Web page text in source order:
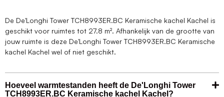
De De'Longhi Tower TCH8993ER.BC Keramische kachel Kachel is
geschikt voor ruimtes tot 27.8 m². Afhankelijk van de grootte van
jouw ruimte is deze De'Longhi Tower TCH8993ER.BC Keramische
kachel Kachel wel of niet geschikt.
Hoeveel warmtestanden heeft de De'Longhi Tower
TCH8993ER.BC Keramische kachel Kachel?